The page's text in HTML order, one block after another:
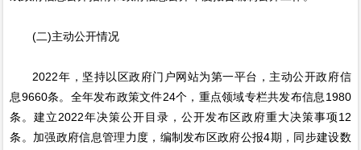
(二)主动公开情况
2022年，坚持以区政府门户网站为第一平台，主动公开政府信
息9660条。全年发布政策文件24个，重点领域专栏共发布信息1980
条。建立2022年决策公开目录，公开发布区政府重大决策事项12
条。加强政府信息管理力度，编制发布区政府公报4期，同步建设数